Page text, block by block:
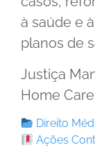
à saúde e
planos de
Justiça
Home
Direito
Ações